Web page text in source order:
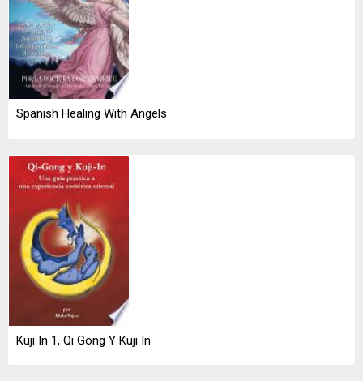
Spanish Healing With Angels
Kuji In 1, Qi Gong Y Kuji In